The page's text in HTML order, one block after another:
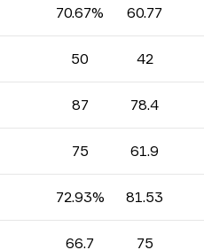
70.67% 60.77
50 42
87 78.4
75 61.9
72.93% 81.53
66.7 75